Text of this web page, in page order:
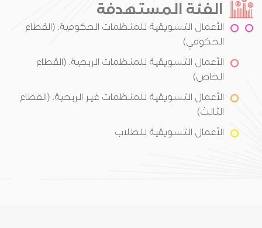
الفئة المستهدفة
الأعمال التسويقية للمنظمات الحكومية. (القطاع
الحكومي)
الأعمال التسويقية للمنظمات الربحية. (القطاع
الخاص)
الأعمال التسويقية للمنظمات غير الربحية. (القطاع
الثالث)
الأعمال التسويقية للطلاب